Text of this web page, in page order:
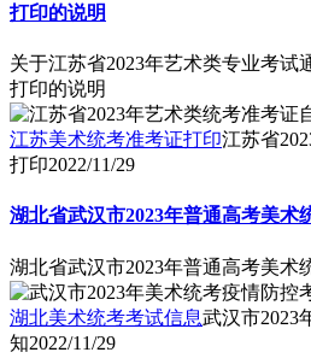
打印的说明
关于江苏省2023年艺术类专业考试
打印的说明
江苏美术统考准考证打印江苏省
打印2022/11/29
湖北省武汉市2023年普通高考美术
湖北省武汉市2023年普通高考美术
湖北美术统考考试信息武汉市2023
知2022/11/29